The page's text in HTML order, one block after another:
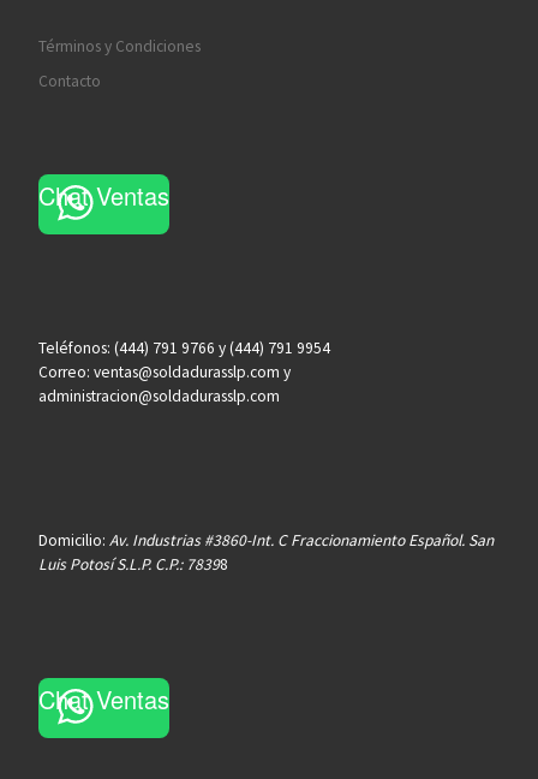
Términos y Condiciones
Contacto
Chat Ventas
Teléfonos: (444) 791 9766 y (444) 791 9954
Correo: ventas@soldadurasslp.com y
administracion@soldadurasslp.com
Domicilio: Av. Industrias #3860-Int. C Fraccionamiento Español. San
Luis Potosí S.L.P. C.P.: 78398
Chat Ventas